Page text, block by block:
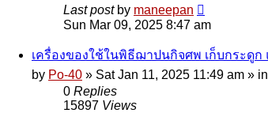
Last post by maneepan
Sun Mar 09, 2025 8:47 am
เครื่องของใช้ในพิธีฌาปนกิจศพ เก็บกระดูก
by Po-40 » Sat Jan 11, 2025 11:49 am » in
0 Replies
15897 Views